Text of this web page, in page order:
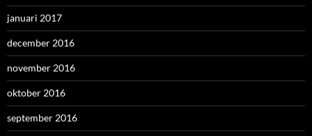
januari 2017
december 2016
november 2016
oktober 2016
september 2016